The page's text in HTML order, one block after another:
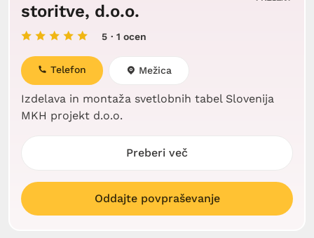
storitve, d.o.o.
5 · 1 ocen
Izdelava in montaža svetlobnih tabel Slovenija
MKH projekt d.o.o.
Telefon Mežica
Preberi več
Oddajte povpraševanje